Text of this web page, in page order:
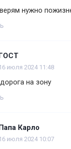
нужно
июля 2024 11:48
на зону
Карло
июля 2024 10:07